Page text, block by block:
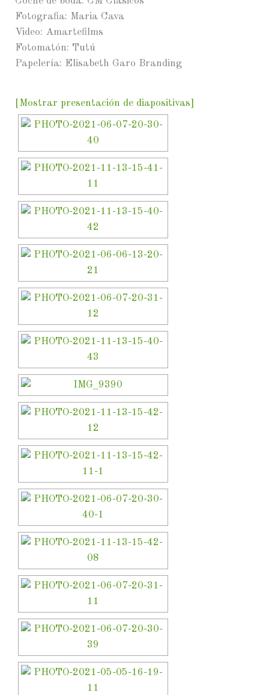
Fotografia: Maria Cava
Video: Amartefilms
Fotomatón: Tutú
Papelería: Elisabeth Garo Branding
[Mostrar presentación de diapositivas]